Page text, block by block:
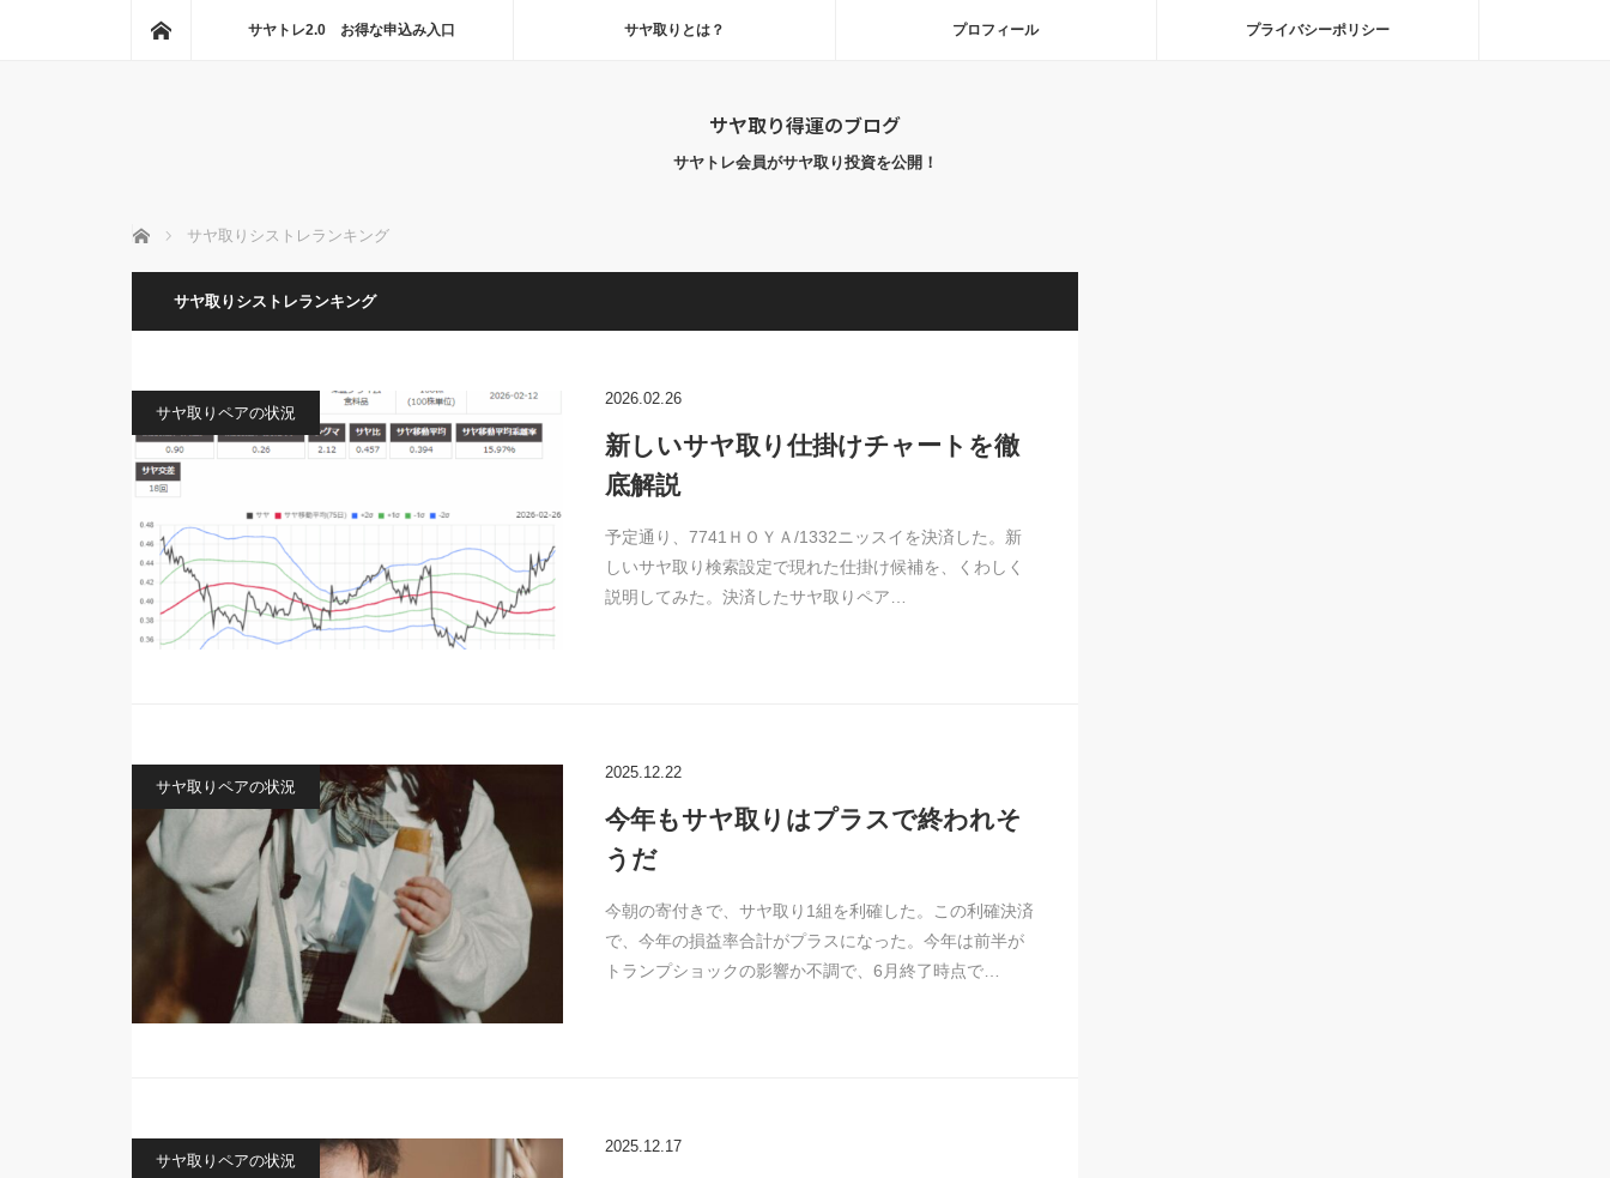
サヤトレ2.0 お得な申込み入口 サヤ取りとは？ プロフィール プライバシーポリシー
サヤ取り得運のブログ
サヤトレ会員がサヤ取り投資を公開！
ホーム サヤ取りシストレランキング
サヤ取りシストレランキング
サヤ取りペアの状況
2026.02.26
新しいサヤ取り仕掛けチャートを徹
底解説
予定通り、7741ＨＯＹＡ/1332ニッスイを決済した。新
しいサヤ取り検索設定で現れた仕掛け候補を、くわしく
説明してみた。決済したサヤ取りペア…
サヤ取りペアの状況
2025.12.22
今年もサヤ取りはプラスで終われそ
うだ
今朝の寄付きで、サヤ取り1組を利確した。この利確決済
で、今年の損益率合計がプラスになった。今年は前半が
トランプショックの影響か不調で、6月終了時点で…
サヤ取りペアの状況
2025.12.17